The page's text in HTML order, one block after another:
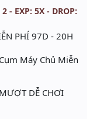
- EXP: 5X - DROP:
PHÍ 97D - 20H
Máy Chủ Miễn
DỄ CHƠI